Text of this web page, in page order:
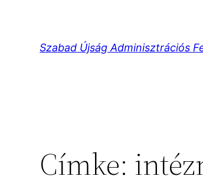
tartalomhoz
Szabad Újság Adminisztrációs
Címke: